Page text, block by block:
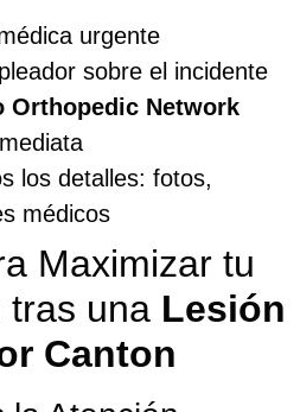
urgente
sobre el incidente
Orthopedic Network
los detalles: fotos,
médicos
Maximizar tu
tras una Lesión
Canton